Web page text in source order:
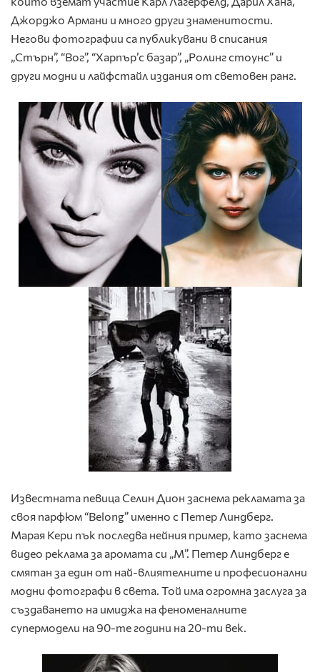
Джорджо Армани и много други знаменитости.
Негови фотографии са публикувани в списания
„Стърн”, “Вог”, “Харпър’с базар”, „Ролинг стоунс” и
други модни и лайфстайл издания от световен ранг.
Известната певица Селин Дион заснема рекламата за
своя парфюм “Belong” именно с Петер Линдберг.
Марая Кери пък последва нейния пример, като заснема
видео реклама за аромата си „М”. Петер Линдберг е
смятан за един от най-влиятелните и професионални
модни фотографи в света. Той има огромна заслуга за
създаването на имиджа на феноменалните
супермодели на 90-те години на 20-ти век.